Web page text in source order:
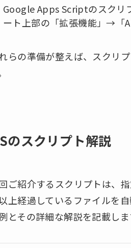
Google Apps Scriptのスクリ
ート上部の「拡張機能」→「
らの準備が整えば、スクリ
のスクリプト解説
ご紹介するスクリプトは、
上経過しているファイルを
とその詳細な解説を記載しま